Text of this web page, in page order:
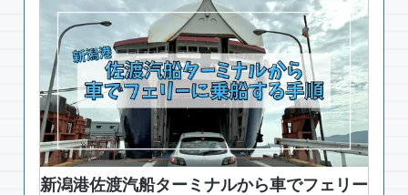
新潟港佐渡汽船ターミナルから車でフェリー